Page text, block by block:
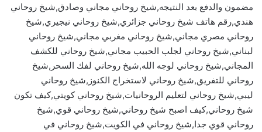
مضمون والدفع بعد النتيجه,شيخ روحاني مجاني وصادق,شيخ روحاني
هندي,رقم هاتف شيخ روحاني جزائري,شيخ روحاني نيجيري,شيخ
روحاني مصري مجاني,شيخ روحاني مغربي مجاني,شيخ روحاني
لبناني,شيخ روحاني لجلب الحبيب مجاني,شيخ روحاني للكشف
المجاني,شيخ روحاني لوجه الله,شيخ روحاني لفك السحر,شيخ
روحاني للتفريق,شيخ روحاني لاستخراج الكنوز,شيخ روحاني
ليبي,شيخ روحاني لتعليم الروحانيات,شيخ روحاني كويتي,كيف تكون
شيخ روحاني,كيف اصبح شيخ روحاني,شيخ روحاني قوي,شيخ
روحاني قوي جدا,شيخ روحاني في الكويت,شيخ روحاني في